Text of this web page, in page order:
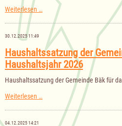
Weiterlesen … Sitzung
Ausschusses
Senioren,
Jugend
und
Soziales
am
12.02.2026
30.12.2025 11:49
Haushaltssatzung der
Haushaltsjahr 2026
Haushaltssatzung der Gemeinde Bäk für
Weiterlesen … Haushaltssatzung
Gemeinde
04.12.2025 14:21